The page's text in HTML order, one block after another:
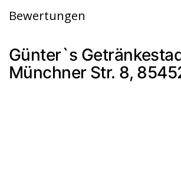
Bewertungen
Günter`s
Münchner Str. 8,